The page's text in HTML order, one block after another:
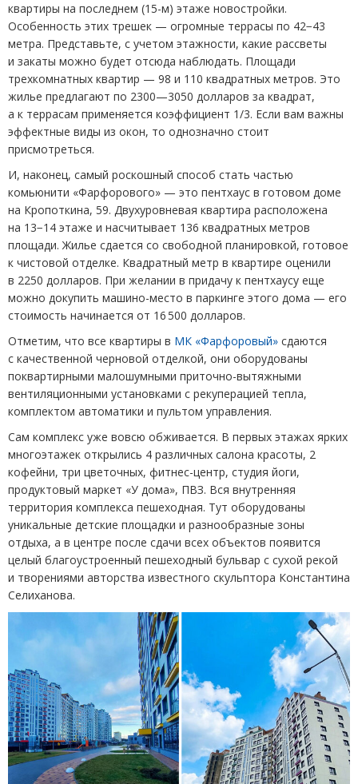
квартиры на последнем (15-м) этаже новостройки.
Особенность этих трешек — огромные террасы по 42−43
метра. Представьте, с учетом этажности, какие рассветы
и закаты можно будет отсюда наблюдать. Площади
трехкомнатных квартир — 98 и 110 квадратных метров. Это
жилье предлагают по 2300—3050 долларов за квадрат,
а к террасам применяется коэффициент 1/3. Если вам важны
эффектные виды из окон, то однозначно стоит
присмотреться.
И, наконец, самый роскошный способ стать частью
комьюнити «Фарфорового» — это пентхаус в готовом доме
на Кропоткина, 59. Двухуровневая квартира расположена
на 13−14 этаже и насчитывает 136 квадратных метров
площади. Жилье сдается со свободной планировкой, готовое
к чистовой отделке. Квадратный метр в квартире оценили
в 2250 долларов. При желании в придачу к пентхаусу еще
можно докупить машино-место в паркинге этого дома — его
стоимость начинается от 16 500 долларов.
Отметим, что все квартиры в МК «Фарфоровый» сдаются
с качественной черновой отделкой, они оборудованы
поквартирными малошумными приточно-вытяжными
вентиляционными установками с рекуперацией тепла,
комплектом автоматики и пультом управления.
Сам комплекс уже вовсю обживается. В первых этажах ярких
многоэтажек открылись 4 различных салона красоты, 2
кофейни, три цветочных, фитнес-центр, студия йоги,
продуктовый маркет «У дома», ПВЗ. Вся внутренняя
территория комплекса пешеходная. Тут оборудованы
уникальные детские площадки и разнообразные зоны
отдыха, а в центре после сдачи всех объектов появится
целый благоустроенный пешеходный бульвар с сухой рекой
и творениями авторства известного скульптора Константина
Селиханова.